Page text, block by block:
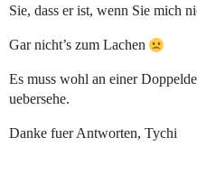
Sie, dass er ist, wenn Sie mich
Gar nicht’s zum Lachen
Es muss wohl an einer
uebersehe.
Danke fuer Antworten, Tychi